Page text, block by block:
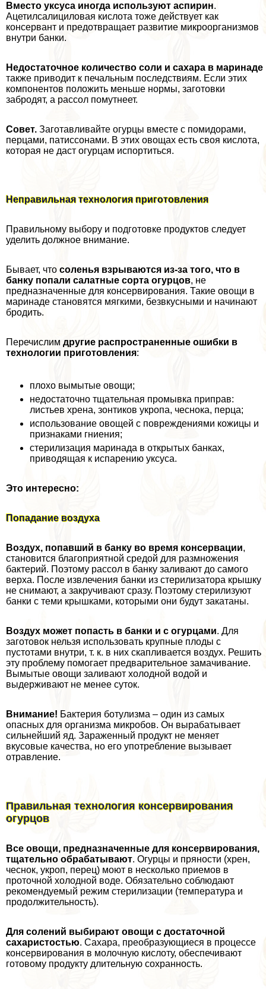
Вместо уксуса иногда используют аспирин.
Ацетилсалициловая кислота тоже действует как
консервант и предотвращает развитие микроорганизмов
внутри банки.
Недостаточное количество соли и сахара в маринаде
также приводит к печальным последствиям. Если этих
компонентов положить меньше нормы, заготовки
забродят, а рассол помутнеет.
Совет. Заготавливайте огурцы вместе с помидорами,
перцами, патиссонами. В этих овощах есть своя кислота,
которая не даст огурцам испортиться.
Неправильная технология приготовления
Правильному выбору и подготовке продуктов следует
уделить должное внимание.
Бывает, что соленья взрываются из-за того, что в
банку попали салатные сорта огурцов, не
предназначенные для консервирования. Такие овощи в
маринаде становятся мягкими, безвкусными и начинают
бродить.
Перечислим другие распространенные ошибки в
технологии приготовления:
плохо вымытые овощи;
недостаточно тщательная промывка приправ:
листьев хрена, зонтиков укропа, чеснока, перца;
использование овощей с повреждениями кожицы и
признаками гниения;
стерилизация маринада в открытых банках,
приводящая к испарению уксуса.
Это интересно:
Попадание воздуха
Воздух, попавший в банку во время консервации,
становится благоприятной средой для размножения
бактерий. Поэтому рассол в банку заливают до самого
верха. После извлечения банки из стерилизатора крышку
не снимают, а закручивают сразу. Поэтому стерилизуют
банки с теми крышками, которыми они будут закатаны.
Воздух может попасть в банки и с огурцами. Для
заготовок нельзя использовать крупные плоды с
пустотами внутри, т. к. в них скапливается воздух. Решить
эту проблему помогает предварительное замачивание.
Вымытые овощи заливают холодной водой и
выдерживают не менее суток.
Внимание! Бактерия ботулизма – один из самых
опасных для организма микробов. Он выpaбатывает
сильнейший яд. Зараженный продукт не меняет
вкусовые качества, но его употрeбление вызывает
отравление.
Правильная технология консервирования
огурцов
Все овощи, предназначенные для консервирования,
тщательно обpaбатывают. Огурцы и пряности (хрен,
чеснок, укроп, перец) моют в несколько приемов в
проточной холодной воде. Обязательно соблюдают
рекомендуемый режим стерилизации (температура и
продолжительность).
Для солений выбирают овощи с достаточной
сахаристостью. Сахара, преобразующиеся в процессе
консервирования в молочную кислоту, обеспечивают
готовому продукту длительную сохранность.